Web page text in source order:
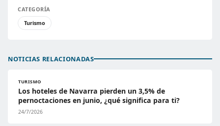
CATEGORÍA
Turismo
NOTICIAS RELACIONADAS
TURISMO
Los hoteles de Navarra pierden un 3,5% de
pernoctaciones en junio, ¿qué significa para ti?
24/7/2026